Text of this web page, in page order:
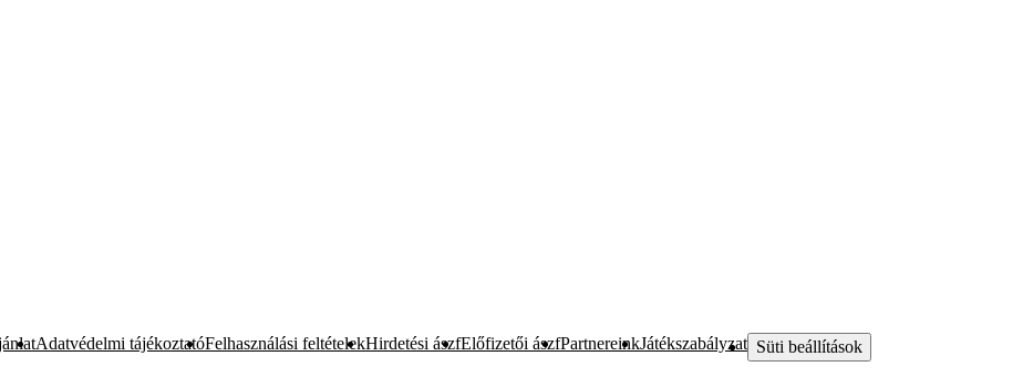
Adatvédelmi tájékoztatóFelhasználási feltételekHirdetési ászfElőfizetői ászfPartnereinkJátékszabályzat Süti beállítások